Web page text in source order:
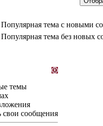
Популярная тема с новыми
Популярная тема без новых
темы
свои сообщения